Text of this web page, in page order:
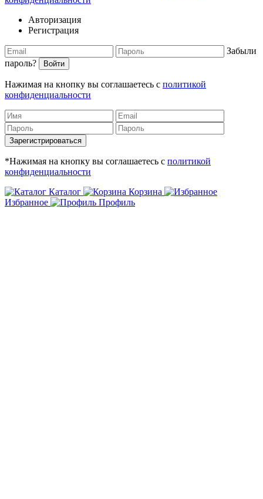
Авторизация
Регистрация
Забыли
пароль?
Войти
Нажимая на кнопку вы соглашаетесь с политикой
конфиденциальности
Зарегистрироваться
*Нажимая на кнопку вы соглашаетесь с политикой
конфиденциальности
Каталог
Корзина
Избранное
Профиль